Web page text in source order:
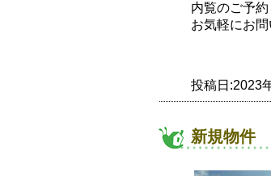
内覧のご予
お気軽にお問
投稿日:2023
新規物件